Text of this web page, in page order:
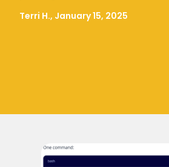
Terri H., January 15, 2025